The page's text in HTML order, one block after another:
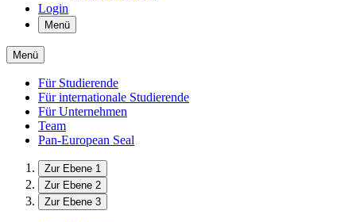
Login
Menü
Menü
Für Studierende
Für internationale Studierende
Für Unternehmen
Team
Pan-European Seal
Zur Ebene 1
Zur Ebene 2
Zur Ebene 3